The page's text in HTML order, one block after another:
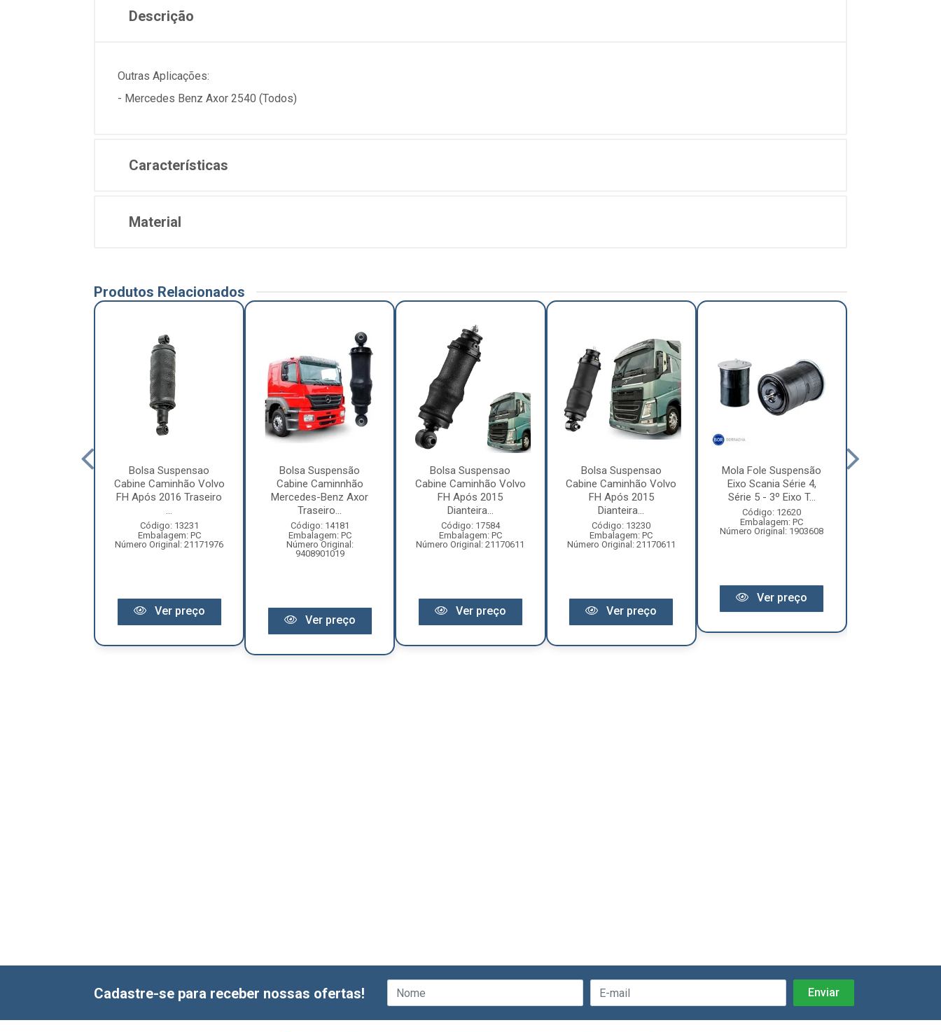
Descrição
Outras Aplicações:
- Mercedes Benz Axor 2540 (Todos)
Características
Material
Produtos Relacionados
Bolsa Suspensao
Cabine Caminhão Volvo
FH Após 2016 Traseiro
...
Código: 13231
Embalagem: PC
Número Original: 21171976
Ver preço
Bolsa Suspensão
Cabine Caminnhão
Mercedes-Benz Axor
Traseiro...
Código: 14181
Embalagem: PC
Número Original:
9408901019
Ver preço
Bolsa Suspensao
Cabine Caminhão Volvo
FH Após 2015
Dianteira...
Código: 17584
Embalagem: PC
Número Original: 21170611
Ver preço
Bolsa Suspensao
Cabine Caminhão Volvo
FH Após 2015
Dianteira...
Código: 13230
Embalagem: PC
Número Original: 21170611
Ver preço
Mola Fole Suspensão
Eixo Scania Série 4,
Série 5 - 3º Eixo T...
Código: 12620
Embalagem: PC
Número Original: 1903608
Ver preço
Cadastre-se para receber nossas ofertas!